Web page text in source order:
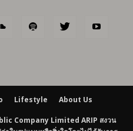
Lifestyle About Us
Company Limited ARIP สงวน